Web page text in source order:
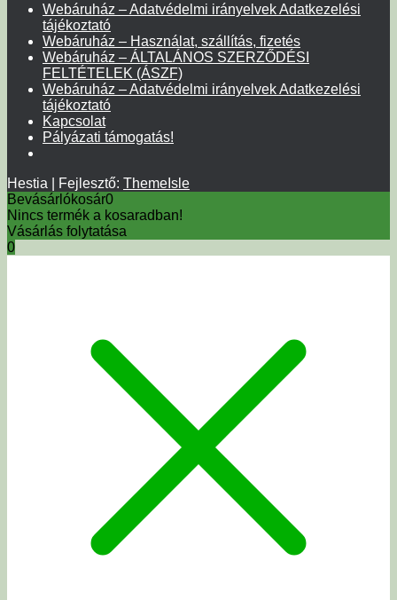
Webáruház – Adatvédelmi irányelvek Adatkezelési
tájékoztató
Webáruház – Használat, szállítás, fizetés
Webáruház – ÁLTALÁNOS SZERZŐDÉSI
FELTÉTELEK (ÁSZF)
Webáruház – Adatvédelmi irányelvek Adatkezelési
tájékoztató
Kapcsolat
Pályázati támogatás!
Hestia | Fejlesztő: ThemeIsle
Bevásárlókosár0
Nincs termék a kosaradban!
Vásárlás folytatása
0